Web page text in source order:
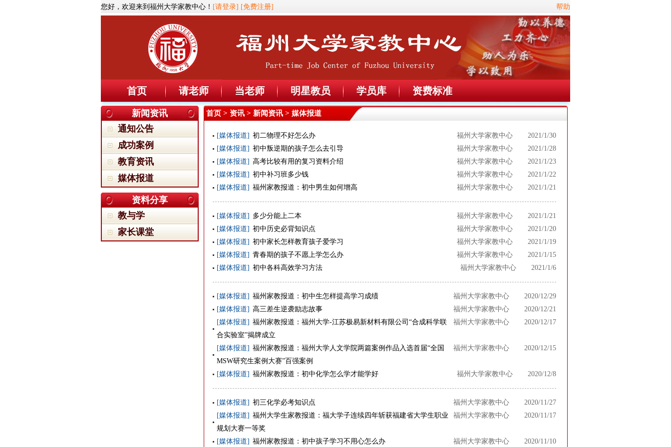
您好，欢迎来到福州大学家教中心！ [请登录] [免费注册] 帮助
首页 请老师 当老师 明星教员 学员库 资费标准
新闻资讯
通知公告
成功案例
教育资讯
媒体报道
资料分享
教与学
家长课堂
首页 > 资讯 > 新闻资讯 > 媒体报道
福州大学家教中心 2021/1/30
[媒体报道] 初二物理不好怎么办
福州大学家教中心
2021/1/28
[媒体报道] 初中叛逆期的孩子怎么去引导
福州大学家教中心
2021/1/23
[媒体报道] 高考比较有用的复习资料介绍
福州大学家教中心
2021/1/22
[媒体报道] 初中补习班多少钱
福州大学家教中心
2021/1/21
[媒体报道] 福州家教报道：初中男生如何增高
福州大学家教中心 2021/1/21
[媒体报道] 多少分能上二本
福州大学家教中心
2021/1/20
[媒体报道] 初中历史必背知识点
福州大学家教中心
2021/1/19
[媒体报道] 初中家长怎样教育孩子爱学习
福州大学家教中心
2021/1/15
[媒体报道] 青春期的孩子不愿上学怎么办
福州大学家教中心
2021/1/6
[媒体报道] 初中各科高效学习方法
福州大学家教中心 2020/12/29
[媒体报道] 福州家教报道：初中生怎样提高学习成绩
福州大学家教中心
2020/12/21
[媒体报道] 高三差生逆袭励志故事
福州大学家教中心
2020/12/17
[媒体报道] 福州家教报道：福州大学-江苏极易新材料有限公司“合成科学联
合实验室”揭牌成立
福州大学家教中心
2020/12/15
[媒体报道] 福州家教报道：福州大学人文学院两篇案例作品入选首届“全国
MSW研究生案例大赛”百强案例
福州大学家教中心
2020/12/8
[媒体报道] 福州家教报道：初中化学怎么学才能学好
福州大学家教中心 2020/11/27
[媒体报道] 初三化学必考知识点
福州大学家教中心
2020/11/17
[媒体报道] 福州大学生家教报道：福大学子连续四年斩获福建省大学生职业
规划大赛一等奖
福州大学家教中心
2020/11/10
[媒体报道] 福州家教报道：初中孩子学习不用心怎么办